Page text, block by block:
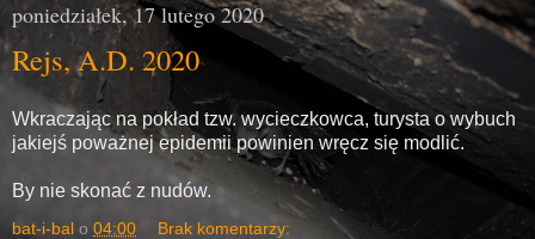
poniedziałek, 17 lutego 2020
Rejs, A.D. 2020
Wkraczając na pokład tzw. wycieczkowca, turysta o wybuch
jakiejś poważnej epidemii powinien wręcz się modlić.
By nie skonać z nudów.
bat-i-bal o 04:00 Brak komentarzy: